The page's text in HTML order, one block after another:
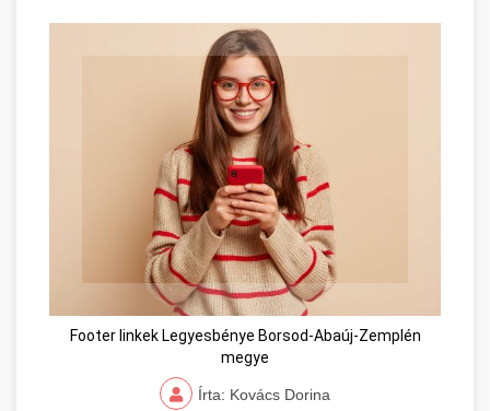
Footer linkek Legyesbénye Borsod-Abaúj-Zemplén
megye
Írta: Kovács Dorina